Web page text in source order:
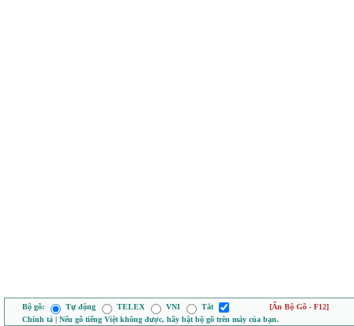
Bộ gõ: Tự động TELEX VNI Tắt
[Ẩn Bộ Gõ - F12]
Chính tả | Nếu gõ tiếng Việt không được, hãy bật bộ gõ trên máy của bạn.